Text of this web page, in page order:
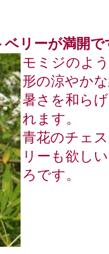
ベリーが満開で
モミジのよ
形の涼やか
暑さを和ら
れます。
青花のチェ
リーも欲し
ろです。